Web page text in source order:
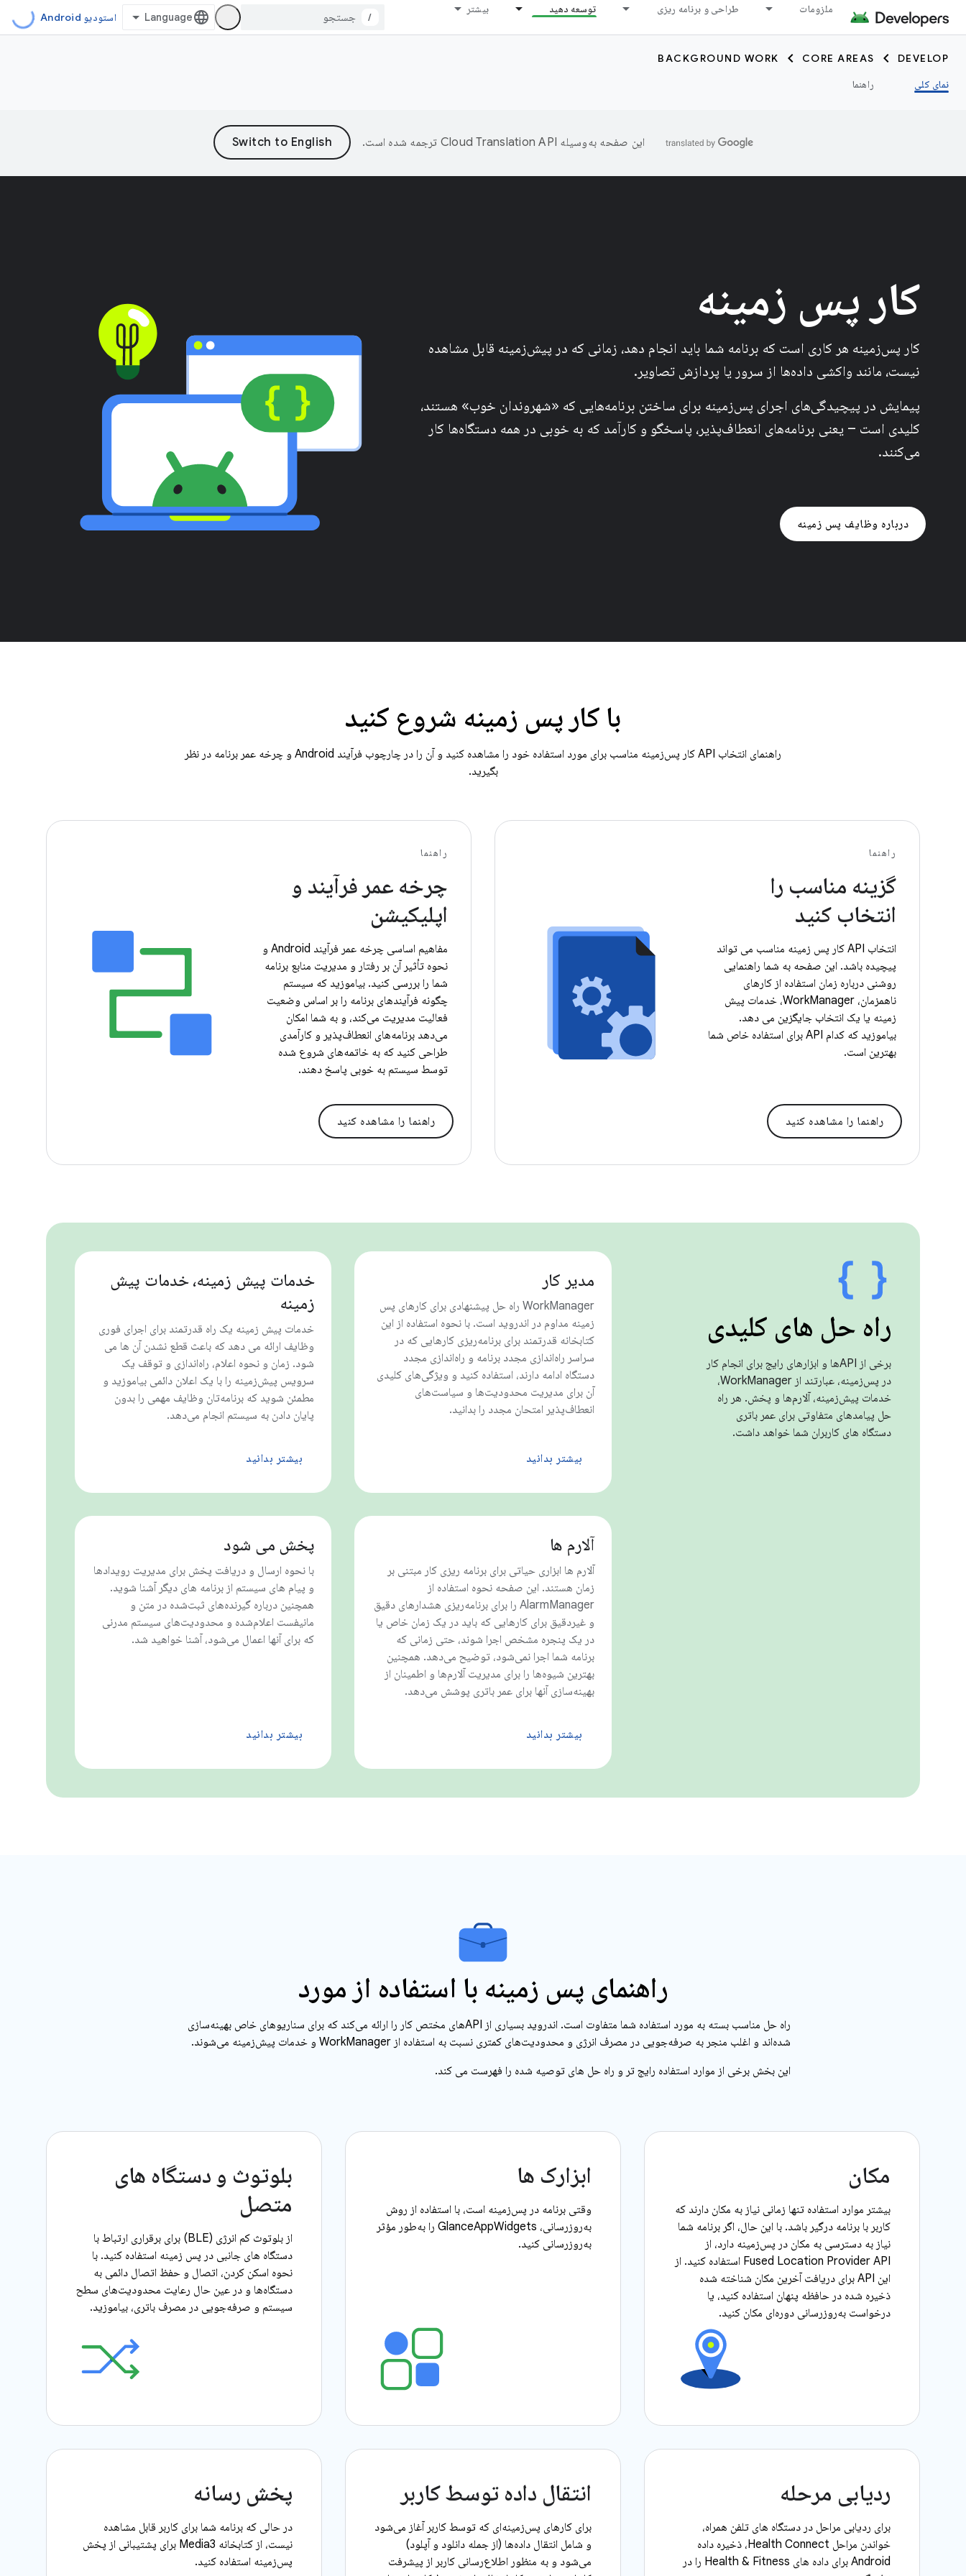
ملزومات طراحی و برنامه ریزی توسعه دهید بیشتر
/ استودیو Android
DEVELOP
CORE AREAS
BACKGROUND WORK
نمای کلی
راهنما
این صفحه به‌وسیله ترجمه شده است.
کار پس زمینه
کار پس‌زمینه هر کاری است که برنامه شما باید انجام دهد، زمانی که در پیش‌زمینه قابل مشاهده
نیست، مانند واکشی داده‌ها از سرور یا پردازش تصاویر.
پیمایش در پیچیدگی‌های اجرای پس‌زمینه برای ساختن برنامه‌هایی که «شهروندان خوب» هستند،
کلیدی است – یعنی برنامه‌های انعطاف‌پذیر، پاسخگو و کارآمد که به خوبی در همه دستگاه‌ها کار
می‌کنند.
درباره وظایف پس زمینه
با کار پس زمینه شروع کنید
راهنمای انتخاب API کار پس‌زمینه مناسب برای مورد استفاده خود را مشاهده کنید و آن را در چارچوب فرآیند Android و چرخه عمر برنامه در نظر
بگیرید.
راهنما
گزینه مناسب را
انتخاب کنید
انتخاب API کار پس زمینه مناسب می تواند
پیچیده باشد. این صفحه به شما راهنمایی
روشنی درباره زمان استفاده از کارهای
ناهمزمان، WorkManager، خدمات پیش
زمینه یا یک انتخاب جایگزین می دهد.
بیاموزید که کدام API برای استفاده خاص شما
بهترین است.
راهنما را مشاهده کنید
راهنما
چرخه عمر فرآیند و
اپلیکیشن
مفاهیم اساسی چرخه عمر فرآیند Android و
نحوه تأثیر آن بر رفتار و مدیریت منابع برنامه
شما را بررسی کنید. بیاموزید که سیستم
چگونه فرآیندهای برنامه را بر اساس وضعیت
فعالیت مدیریت می‌کند، و به شما امکان
می‌دهد برنامه‌های انعطاف‌پذیر و کارآمدی
طراحی کنید که به خاتمه‌های شروع شده
توسط سیستم به خوبی پاسخ دهند.
راهنما را مشاهده کنید
راه حل های کلیدی
برخی از APIها و ابزارهای رایج برای انجام کار
در پس‌زمینه، عبارتند از WorkManager،
خدمات پیش‌زمینه، آلارم‌ها و پخش. هر راه
حل پیامدهای متفاوتی برای عمر باتری
دستگاه های کاربران شما خواهد داشت.
مدیر کار
WorkManager راه حل پیشنهادی برای کارهای پس
زمینه مداوم در اندروید است. با نحوه استفاده از این
کتابخانه قدرتمند برای برنامه‌ریزی کارهایی که در
سراسر راه‌اندازی مجدد برنامه و راه‌اندازی مجدد
دستگاه ادامه دارند، استفاده کنید و ویژگی‌های کلیدی
آن برای مدیریت محدودیت‌ها و سیاست‌های
انعطاف‌پذیر امتحان مجدد را بدانید.
بیشتر بدانید
خدمات پیش زمینه، خدمات پیش
زمینه
خدمات پیش زمینه یک راه قدرتمند برای اجرای فوری
وظایف ارائه می دهد که باعث قطع نشدن آن ها می
شود. زمان و نحوه اعلام، راه‌اندازی و توقف یک
سرویس پیش‌زمینه را با یک اعلان دائمی بیاموزید و
مطمئن شوید که برنامه‌تان وظایف مهمی را بدون
پایان دادن به سیستم انجام می‌دهد.
بیشتر بدانید
آلارم ها
آلارم ها ابزاری حیاتی برای برنامه ریزی کار مبتنی بر
زمان هستند. این صفحه نحوه استفاده از
AlarmManager را برای برنامه‌ریزی هشدارهای دقیق
و غیردقیق برای کارهایی که باید در یک زمان خاص یا
در یک پنجره مشخص اجرا شوند، حتی زمانی که
برنامه شما اجرا نمی‌شود، توضیح می‌دهد. همچنین
بهترین شیوه‌ها را برای مدیریت آلارم‌ها و اطمینان از
بهینه‌سازی آنها برای عمر باتری پوشش می‌دهد.
بیشتر بدانید
پخش می شود
با نحوه ارسال و دریافت پخش برای مدیریت رویدادها
و پیام های سیستم از برنامه های دیگر آشنا شوید.
همچنین درباره گیرنده‌های ثبت‌شده در متن و
مانیفست اعلام‌شده و محدودیت‌های سیستم مدرنی
که برای آنها اعمال می‌شود، آشنا خواهید شد.
بیشتر بدانید
راهنمای پس زمینه با استفاده از مورد
راه حل مناسب بسته به مورد استفاده شما متفاوت است. اندروید بسیاری از APIهای مختص کار را ارائه می‌کند که برای سناریوهای خاص بهینه‌سازی
شده‌اند و اغلب منجر به صرفه‌جویی در مصرف انرژی و محدودیت‌های کمتری نسبت به استفاده از WorkManager و خدمات پیش‌زمینه می‌شوند.
این بخش برخی از موارد استفاده رایج تر و راه حل های توصیه شده را فهرست می کند.
مکان
بیشتر موارد استفاده تنها زمانی نیاز به مکان دارند که
کاربر با برنامه درگیر باشد. با این حال، اگر برنامه شما
نیاز به دسترسی به مکان در پس‌زمینه دارد، از
Fused Location Provider API استفاده کنید. از
این API برای دریافت آخرین مکان شناخته شده
ذخیره شده در حافظه پنهان استفاده کنید، یا
درخواست به‌روزرسانی دوره‌ای مکان کنید.
ابزارک ها
وقتی برنامه در پس‌زمینه است، با استفاده از روش
به‌روزرسانی، GlanceAppWidgets را به‌طور مؤثر
به‌روزرسانی کنید.
بلوتوث و دستگاه های
متصل
از بلوتوث کم انرژی (BLE) برای برقراری ارتباط با
دستگاه های جانبی در پس زمینه استفاده کنید. با
نحوه اسکن کردن، اتصال و حفظ اتصال دائمی به
دستگاه‌ها و در عین حال رعایت محدودیت‌های سطح
سیستم و صرفه‌جویی در مصرف باتری، بیاموزید.
ردیابی مرحله
برای ردیابی مراحل در دستگاه های تلفن همراه،
خواندن مراحل Health Connect، ذخیره داده
Android برای داده های Health & Fitness را در
انتقال داده توسط کاربر
برای کارهای پس‌زمینه‌ای که توسط کاربر آغاز می‌شود
و شامل انتقال داده‌ها (از جمله دانلود و آپلود)
می‌شود و به منظور اطلاع‌رسانی کاربر از پیشرفت
پخش رسانه
در حالی که برنامه شما برای کاربر قابل مشاهده
نیست، از کتابخانه Media3 برای پشتیبانی از پخش
پس‌زمینه استفاده کنید.